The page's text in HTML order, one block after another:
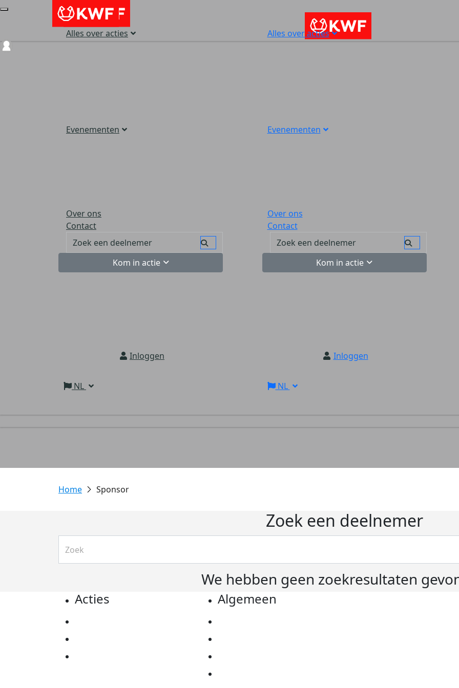
Alles over acties
Evenementen
Over ons
Contact
Kom in actie
Inloggen
NL
Alles over acties
Evenementen
Over ons
Contact
Kom in actie
Inloggen
NL
Sponsor
Zoek een deelnemer
We hebben geen zoekresultaten
Acties Algemeen